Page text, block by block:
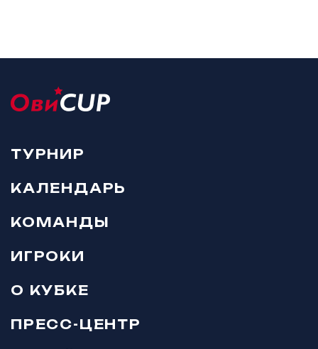
ТУРНИР
КАЛЕНДАРЬ
КОМАНДЫ
ИГРОКИ
О КУБКЕ
ПРЕСС-ЦЕНТР